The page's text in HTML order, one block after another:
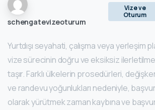
schengatevizeoturum
Vize ve
Oturum
Yurtdışı seyahati, çalışma veya yerleşim
vize sürecinin doğru ve eksiksiz
taşır. Farklı ülkelerin prosedürleri,
ve randevu yoğunlukları nedeniyle,
olarak yürütmek zaman kaybına ve